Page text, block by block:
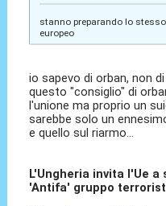
stanno preparando lo
europeo
io sapevo di orban, non
questo "consiglio" di
l'unione ma proprio un
sarebbe solo un
e quello sul riarmo...
L'Ungheria invita l'Ue
'Antifa' gruppo